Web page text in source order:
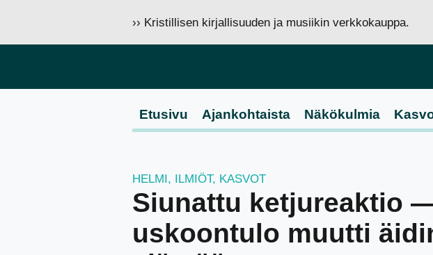
›› Kristillisen kirjallisuuden ja musiikin verkkokauppa.
Etusivu Ajankohtaista Näkökulmia
HELMI, ILMIÖT, KASVOT
Siunattu ketjureaktio
uskoontulo muutti